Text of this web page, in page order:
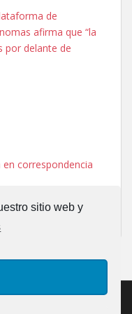
sitio web y
LOPEZ
PERDIDO HOY
ASUSTADIZO
de
afirma que “la
por delante de
en correspondencia